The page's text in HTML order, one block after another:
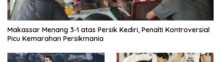
Makassar Menang 3-1 atas Persik Kediri, Penalti Kontroversial
Picu Kemarahan Persikmania